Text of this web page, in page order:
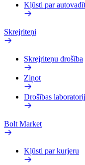
Kļūsti par
Skrejriteņi
Skrejriteņu drošība
Ziņot
Drošības
Bolt Market
Kļūsti par kurjeru